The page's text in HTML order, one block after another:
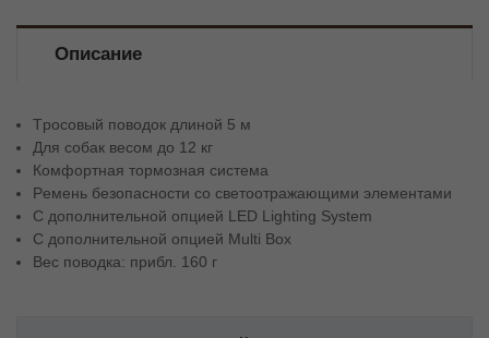
Описание
Tросовый поводок длиной 5 м
Для собак весом до 12 кг
Комфортная тормозная система
Pемень безопасности со светоотражающими элементами
C дополнительной опцией LED Lighting System
C дополнительной опцией Multi Box
Bес поводка: прибл. 160 г